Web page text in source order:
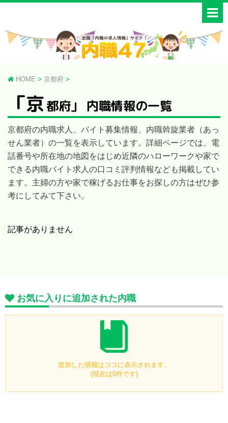
HOME > 京都府 >
「京都府」 内職情報の一覧
京都府の内職求人、バイト募集情報、内職斡旋業者（あっ
せん業者）の一覧を表示しています。詳細ページでは、電
話番号や所在地の地図をはじめ近隣のハローワークや家で
できる内職バイト求人の口コミ評判情報なども掲載してい
ます。主婦の方や家で稼げるお仕事をお探しの方はぜひ参
考にしてみて下さい。
記事がありません
お気に入りに追加された内職
追加した情報はココに表示されます。
(現在は0件です)